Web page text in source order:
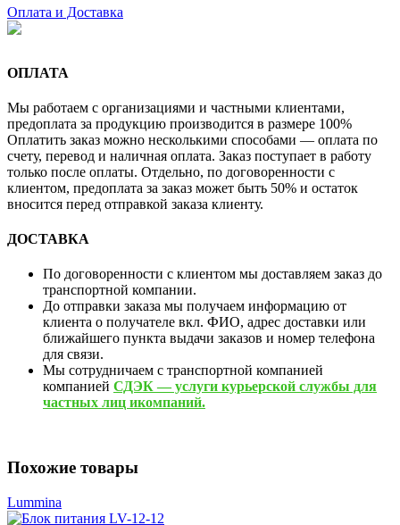
Оплата и Доставка
ОПЛАТА
Мы работаем с организациями и частными клиентами,
предоплата за продукцию производится в размере 100%
Оплатить заказ можно несколькими способами — оплата по
счету, перевод и наличная оплата. Заказ поступает в работу
только после оплаты. Отдельно, по договоренности с
клиентом, предоплата за заказ может быть 50% и остаток
вносится перед отправкой заказа клиенту.
ДОСТАВКА
По договоренности с клиентом мы доставляем заказ до
транспортной компании.
До отправки заказа мы получаем информацию от
клиента о получателе вкл. ФИО, адрес доставки или
ближайшего пункта выдачи заказов и номер телефона
для связи.
Мы сотрудничаем с транспортной компанией
компанией СДЭК — услуги курьерской службы для
частных лиц икомпаний.
Похожие товары
Lummina